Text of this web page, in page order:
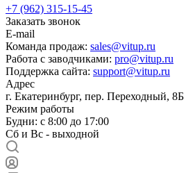
+7 (962) 315-15-45
Заказать звонок
E-mail
Команда продаж: sales@vitup.ru
Работа с заводчиками: pro@vitup.ru
Поддержка сайта: support@vitup.ru
Адрес
г. Екатеринбург, пер. Переходный,
Режим работы
Будни: с 8:00 до 17:00
Сб и Вс - выходной